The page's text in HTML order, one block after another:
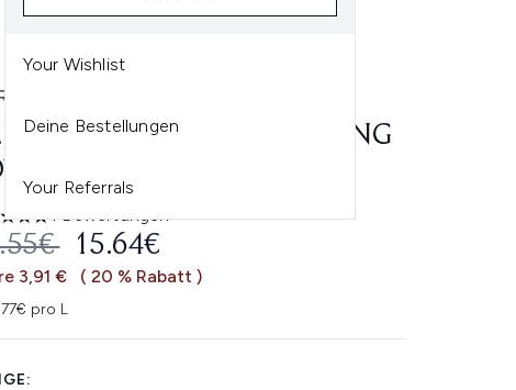
Your Wishlist
Deine Bestellungen
Your Referrals
FACIAL MOISTURISING
NO SPF 52 ML
out of a maximum of 5
1 Bewertungen
PREISEMPFEHLUNG:
AKTUELLER PREIS:
15.64€
3,91 € ( 20 % Rabatt )
pro L